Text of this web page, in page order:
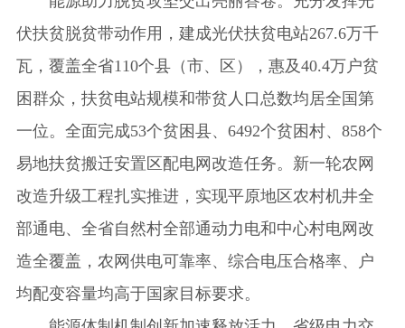
伏扶贫脱贫带动作用，建成光伏扶贫电站267.6万千
瓦，覆盖全省110个县（市、区），惠及40.4万户贫
困群众，扶贫电站规模和带贫人口总数均居全国第
一位。全面完成53个贫困县、6492个贫困村、858个
易地扶贫搬迁安置区配电网改造任务。新一轮农网
改造升级工程扎实推进，实现平原地区农村机井全
部通电、全省自然村全部通动力电和中心村电网改
造全覆盖，农网供电可靠率、综合电压合格率、户
均配变容量均高于国家目标要求。